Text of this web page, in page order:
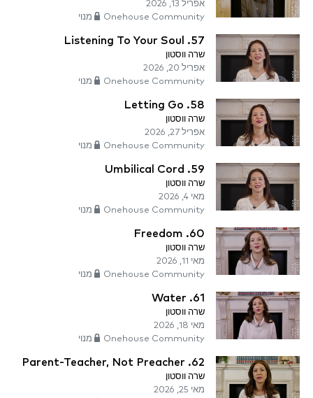
אפריל 13, 2026
Onehouse Community מנוי
57. Listening To Your Soul
שרה ווסטון
אפריל 20, 2026
Onehouse Community מנוי
58. Letting Go
שרה ווסטון
אפריל 27, 2026
Onehouse Community מנוי
59. Umbilical Cord
שרה ווסטון
מאי 4, 2026
Onehouse Community מנוי
60. Freedom
שרה ווסטון
מאי 11, 2026
Onehouse Community מנוי
61. Water
שרה ווסטון
מאי 18, 2026
Onehouse Community מנוי
62. Parent-Teacher, Not Preacher
שרה ווסטון
מאי 25, 2026